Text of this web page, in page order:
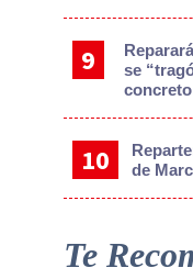
se
concreto
de
Te